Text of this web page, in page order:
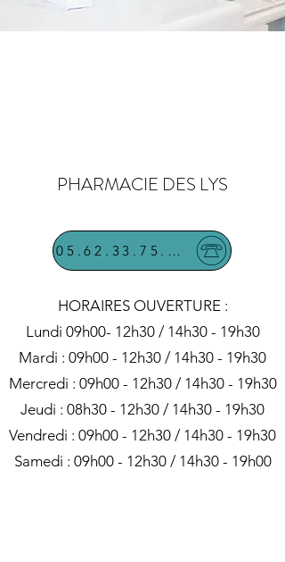
PHARMACIE DES LYS
05.62.33.75.40
HORAIRES OUVERTURE :
Lundi 09h00- 12h30 / 14h30 - 19h30
Mardi : 09h00 - 12h30 / 14h30 - 19h30
Mercredi : 09h00 - 12h30 / 14h30 - 19h30
Jeudi : 08h30 - 12h30 / 14h30 - 19h30
Vendredi : 09h00 - 12h30 / 14h30 - 19h30
Samedi : 09h00 - 12h30 / 14h30 - 19h00